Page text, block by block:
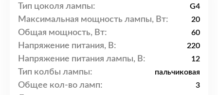
Тип цоколя лампы: G4
Максимальная мощность лампы, Вт: 20
Общая мощность, Вт: 60
Напряжение питания, В: 220
Напряжение питания лампы, В: 12
Тип колбы лампы: пальчиковая
Общее кол-во ламп: 3